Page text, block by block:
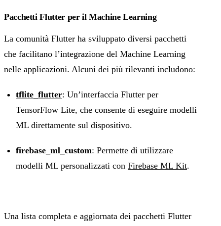
Pacchetti Flutter per il Machine Learning
La comunità Flutter ha sviluppato diversi pacchetti
che facilitano l’integrazione del Machine Learning
nelle applicazioni. Alcuni dei più rilevanti includono:
tflite_flutter: Un’interfaccia Flutter per
TensorFlow Lite, che consente di eseguire modelli
ML direttamente sul dispositivo.
firebase_ml_custom: Permette di utilizzare
modelli ML personalizzati con Firebase ML Kit.
Una lista completa e aggiornata dei pacchetti Flutter